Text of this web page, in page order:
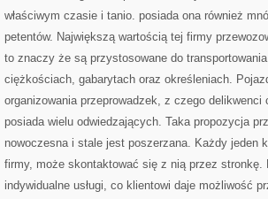
właściwym czasie i tanio. posiada ona również
petentów. Największą wartością tej firmy
to znaczy że są przystosowane do
ciężkościach, gabarytach oraz określeniach.
organizowania przeprowadzek, z czego
posiada wielu odwiedzających. Taka propozycja
nowoczesna i stale jest poszerzana. Każdy jeden
firmy, może skontaktować się z nią przez stronkę.
indywidualne usługi, co klientowi daje możliwość